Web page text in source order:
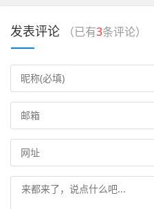
发表评论 （已有3条评论）